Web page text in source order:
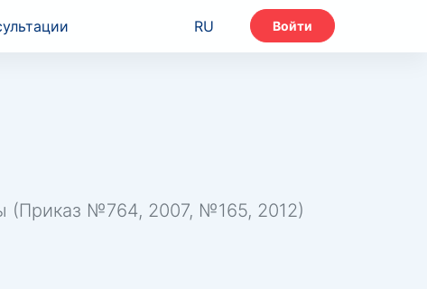
RU Войти
(Приказ №764, 2007, №165, 2012)